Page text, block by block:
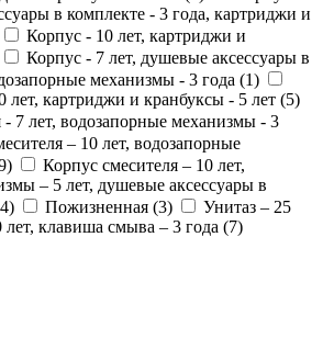
в комплекте - 3 года, картриджи и
Корпус - 10 лет, картриджи и
Корпус - 7 лет, душевые аксессуары в
механизмы - 3 года (1)
лет, картриджи и кранбуксы - 5 лет (5)
- 7 лет, водозапорные механизмы - 3
– 10 лет, водозапорные
)
Корпус смесителя – 10 лет,
– 5 лет, душевые аксессуары в
) Пожизненная (3)
Унитаз – 25
лет, клавиша смыва – 3 года (7)